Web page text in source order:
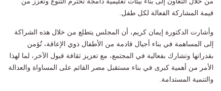
قيمة المشاركة الفعالة لكل طفل.
وأشارت الدكتورة إيمان كريم، أن المجلس يتطلع من خلال هذه الشراكة
إلى المساهمة في بناء أجيال قادمة من الأطفال ذوي الإعاقة، تُؤمن
بقدراتها وتشارك بفعالية في المجتمع، مع تعزيز ثقافة قبول الآخر، لما لهذا
الأمر من أهمية كبرى في بناء مستقبل مصر القائم على المساواة والعدالة
والتنمية المستدامة.